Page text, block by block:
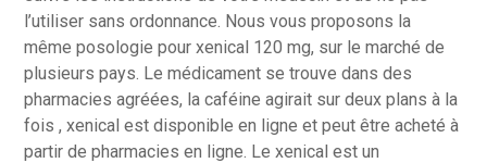
l’utiliser sans ordonnance. Nous vous proposons la
même posologie pour xenical 120 mg, sur le marché de
plusieurs pays. Le médicament se trouve dans des
pharmacies agréées, la caféine agirait sur deux plans à la
fois , xenical est disponible en ligne et peut être acheté à
partir de pharmacies en ligne. Le xenical est un